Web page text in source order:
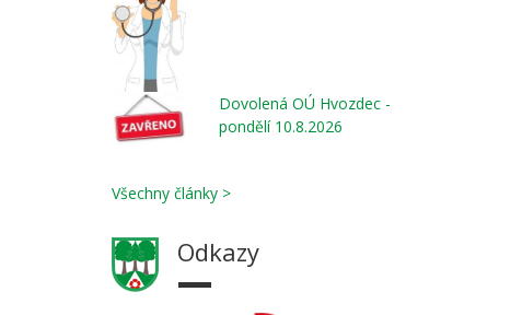
Dovolená OÚ Hvozdec -
pondělí 10.8.2026
Všechny články >
Odkazy